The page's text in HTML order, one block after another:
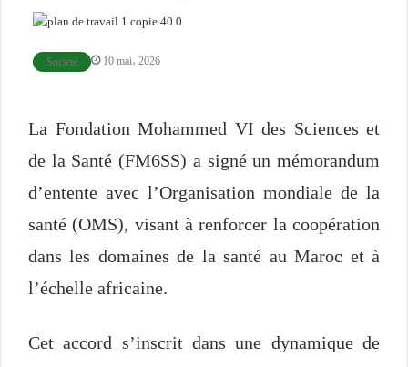
Société 10 mai، 2026
La Fondation Mohammed VI des Sciences et
de la Santé (FM6SS) a signé un mémorandum
d’entente avec l’Organisation mondiale de la
santé (OMS), visant à renforcer la coopération
dans les domaines de la santé au Maroc et à
l’échelle africaine.
Cet accord s’inscrit dans une dynamique de